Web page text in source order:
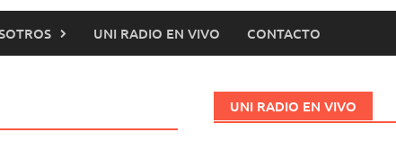
UNI RADIO EN VIVO CONTACTO
UNI RADIO EN VIVO